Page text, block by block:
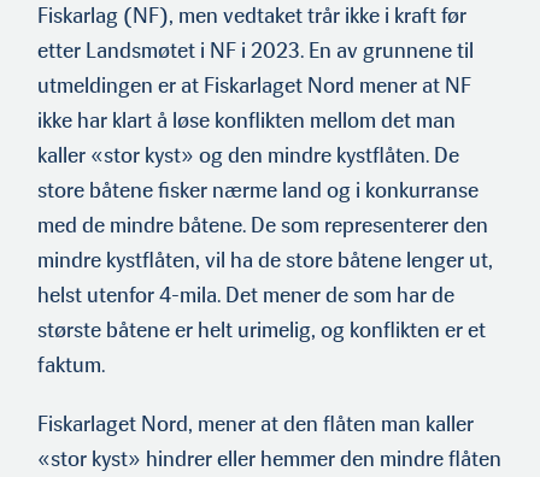
Fiskarlag (NF), men vedtaket trår ikke i kraft før
etter Landsmøtet i NF i 2023. En av grunnene til
utmeldingen er at Fiskarlaget Nord mener at NF
ikke har klart å løse konflikten mellom det man
kaller «stor kyst» og den mindre kystflåten. De
store båtene fisker nærme land og i konkurranse
med de mindre båtene. De som representerer den
mindre kystflåten, vil ha de store båtene lenger ut,
helst uten­for 4-mila. Det mener de som har de
største båtene er helt urime­lig, og konflikten er et
faktum.
Fiskarlaget Nord, mener at den flåten man kaller
«stor kyst» hindrer eller hemmer den mindre flåten